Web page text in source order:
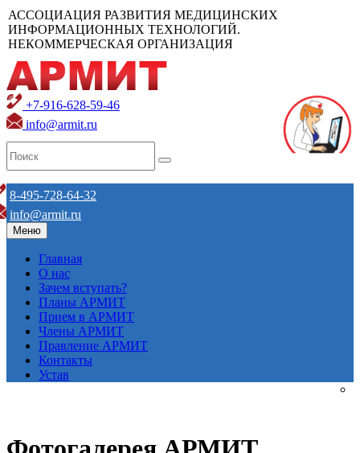
АССОЦИАЦИЯ РАЗВИТИЯ МЕДИЦИНСКИХ
ИНФОРМАЦИОННЫХ ТЕХНОЛОГИЙ.
НЕКОММЕРЧЕСКАЯ ОРГАНИЗАЦИЯ
+7-916-628-59-46
info@armit.ru
8-495-728-64-32
info@armit.ru
Меню
Главная
О нас
Зачем вступать?
Планы АРМИТ
Прием в АРМИТ
Члены АРМИТ
Правление АРМИТ
Контакты
Устав